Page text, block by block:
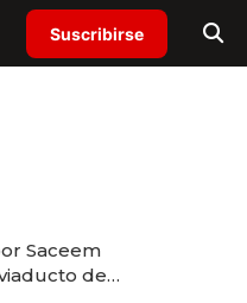
Suscribirse
Saceem
de